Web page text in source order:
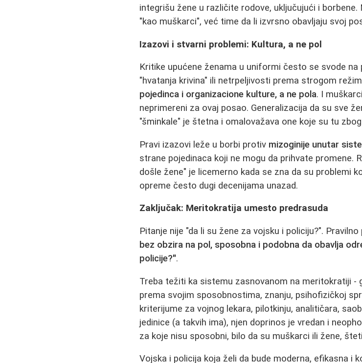
integrišu žene u različite rodove, uključujući i
"kao muškarci", već time da li izvrsno obavljaju svoj
Izazovi i stvarni problemi: Kultura, a ne pol
Kritike upućene ženama u uniformi često se svode na
"hvatanja krivina" ili netrpeljivosti prema strogom
pojedinca i organizacione kulture, a ne pola. I
neprimereni za ovaj posao. Generalizacija da su sve
"šminkale" je štetna i omalovažava one koje su tu
Pravi izazovi leže u borbi protiv mizoginije unutar
strane pojedinaca koji ne mogu da prihvate promene.
došle žene" je licemerno kada se zna da su problemi
opreme često dugi decenijama unazad.
Zaključak: Meritokratija umesto predrasuda
Pitanje nije "da li su žene za vojsku i policiju?". Pravilno
bez obzira na pol, sposobna i podobna da obavlja
policije?".
Treba težiti ka sistemu zasnovanom na meritokratiji -
prema svojim sposobnostima, znanju, psihofizičkoj
kriterijume za vojnog lekara, pilotkinju, analitičara,
jedinice (a takvih ima), njen doprinos je vredan i
za koje nisu sposobni, bilo da su muškarci ili žene,
Vojska i policija koja želi da bude moderna, efikasna i